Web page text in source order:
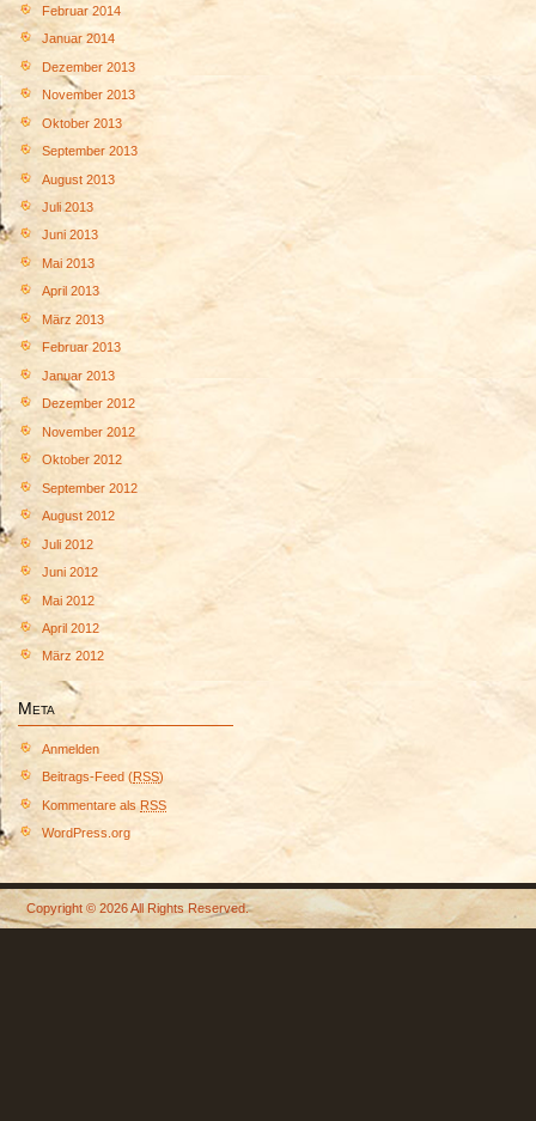
Februar 2014
Januar 2014
Dezember 2013
November 2013
Oktober 2013
September 2013
August 2013
Juli 2013
Juni 2013
Mai 2013
April 2013
März 2013
Februar 2013
Januar 2013
Dezember 2012
November 2012
Oktober 2012
September 2012
August 2012
Juli 2012
Juni 2012
Mai 2012
April 2012
März 2012
Meta
Anmelden
Beitrags-Feed (RSS)
Kommentare als RSS
WordPress.org
Copyright © 2026 All Rights Reserved.